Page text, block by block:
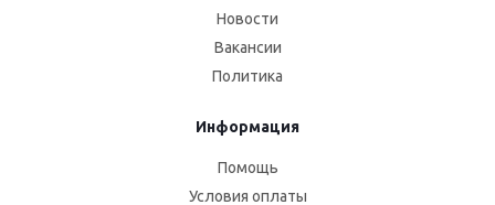
Новости
Вакансии
Политика
Информация
Помощь
Условия оплаты